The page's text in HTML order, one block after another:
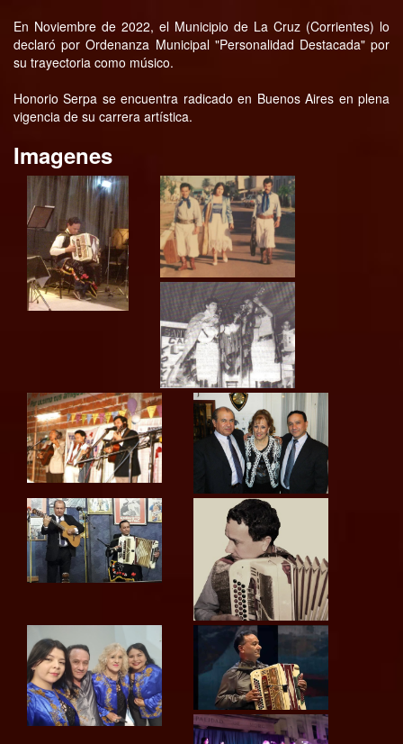
En Noviembre de 2022, el Municipio de La Cruz (Corrientes) lo
declaró por Ordenanza Municipal "Personalidad Destacada" por
su trayectoria como músico.
Honorio Serpa se encuentra radicado en Buenos Aires en plena
vigencia de su carrera artística.
Imagenes